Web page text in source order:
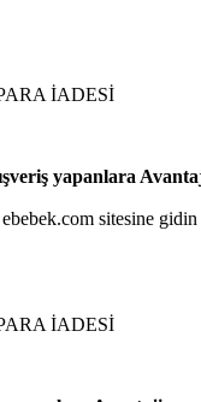
İADESİ
yapanlara
sitesine
İADESİ